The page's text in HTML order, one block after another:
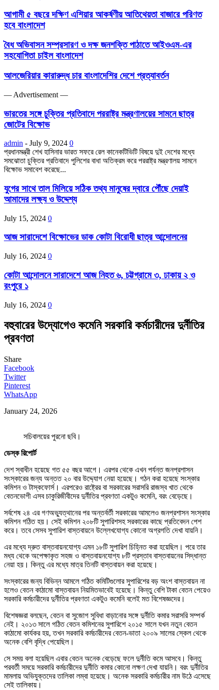
আগামী ৫ বছরে দক্ষিণ এশিয়ার আকর্ষণীয় আতিথেয়তা বাজারে পরিণত
হবে বাংলাদেশ
বৈধ অভিবাসন সম্প্রসারণ ও দক্ষ জনশক্তি পাঠাতে আইওএম-এর
সহযোগিতা চাইল বাংলাদেশ
আলজেরিয়ার কারারুদ্ধ চার বাংলাদেশির দেশে প্রত্যাবর্তন
― Advertisement ―
ভারতের সঙ্গে চুক্তির প্রতিবাদে পররাষ্ট্র মন্ত্রণালয়ের সামনে ছাত্র
জোটের বিক্ষোভ
admin - July 9, 2024 0
প্রধানমন্ত্রী শেখ হাসিনার ভারত সফরে রেল কানেকটিভিটি বিষয়ে দুই দেশের মধ্যে
সমঝোতা চুক্তির প্রতিবাদে পুলিশের বাধা অতিক্রম করে পররাষ্ট্র মন্ত্রণালয় সামনে
বিক্ষোভ সমাবেশ করেছে...
যুগের সাথে তাল মিলিয়ে সঠিক তথ্য মানুষের দ্বারে পৌঁছে দেয়াই
আমাদের লক্ষ্য ও উদ্দেশ্য
July 15, 2024 0
আজ সারাদেশে বিক্ষোভের ডাক কোটা বিরোধী ছাত্র আন্দোলনের
July 16, 2024 0
কোটা আন্দোলনে সারাদেশে আজ নিহত ৬, চট্টগ্রামে ৩, ঢাকায় ২ ও
রংপুরে ১
July 16, 2024 0
বহুবারের উদ্যোগেও কমেনি সরকারি কর্মচারীদের দুর্নীতির
প্রবণতা
Share
Facebook
Twitter
Pinterest
WhatsApp
January 24, 2026
সচিবালয়ের পুরনো ছবি।
ডেস্ক রিপোর্ট
দেশ স্বাধীন হয়েছে গত ৫৫ বছর আগে। এরপর থেকে এখন পর্যন্ত জনপ্রশাসন
সংস্কারের জন্য অন্তত ২০ বার উদ্দ্যোগ নেয়া হয়েছে। গঠন করা হয়েছে সংস্কার
কমিশন ও টাস্কফোর্স। এরপরেও রাষ্ট্রের বা সরকারের সরাসরি রাজস্ব খাত থেকে
বেতনভোগী এসব চাকুরিজীবীদের দুর্নীতির প্রবণতা একটুও কমেনি, বরং বেড়েছে।
সর্বশেষ ২৪ এর গণঅভ্যুত্থানের পর অন্তর্বর্তী সরকারের আমলেও জনপ্রশাসন সংস্কার
কমিশন গঠিত হয়। সেই কমিশন ২০৮টি সুপারিশসহ সরকারের কাছে প্রতিবেদন পেশ
করে। তবে সেসব সুপারিশ বাস্তবায়নে উল্লেখযোগ্য কোনো অগ্রগতি দেখা যায়নি।
এর মধ্যে দ্রুত বাস্তবায়নযোগ্য এমন ১৮টি সুপারিশ চিহ্নিত করা হয়েছিল। পরে তার
মধ্য থেকে অপেক্ষাকৃত সহজ ও বাস্তবায়নযোগ্য ৮টি প্রস্তাব বাস্তবায়নের সিদ্ধান্ত
নেয়া হয়। কিন্তু এর মধ্যে মাত্র তিনটি বাস্তবায়ন করা হয়েছে।
সংস্কারের জন্য বিভিন্ন আমলে গঠিত কমিটিগুলোর সুপারিশের বড় অংশ বাস্তবায়ন না
হলেও বেতন কাঠামো বাস্তবায়ন নিয়মিতভাবেই হয়েছে। কিন্তু বেশি টাকা বেতন পেয়েও
সরকারি কর্মচারীদের দুর্নীতির প্রবণতা একটুও কমেনি বলেই মত বিশেষজ্ঞদের।
বিশেষজ্ঞরা বলছেন, বেতন বা সুজোগ সুবিধা বাড়ানোর সঙ্গে দুর্নীতি কমার সরাসরি সম্পর্ক
নেই। ২০১৩ সালে গঠিত বেতন কমিশনের সুপারিশে ২০১৫ সালে যখন নতুন বেতন
কাঠামো কার্যকর হয়, তখন সরকারি কর্মচারীদের বেতন-ভাতা ২০০৯ সালের স্কেল থেকে
অনেক বেশি বৃদ্ধি পেয়েছিল।
সে সময় বলা হয়েছিল এবার বেতন অনেক বেড়েছে ফলে দুর্নীতি কমে আসবে। কিন্তু
পরবর্তী সময়ে সরকারি কর্মচারীদের দুর্নীতি কমার কোনো লক্ষণ দেখা যায়নি। বরং দুর্নীতির
মামলায় অভিযুক্তদের তালিকা লম্বা হয়েছে। অনেক সরকারি কর্মচারীর নাম উঠে এসেছে
সেই তালিকায়।